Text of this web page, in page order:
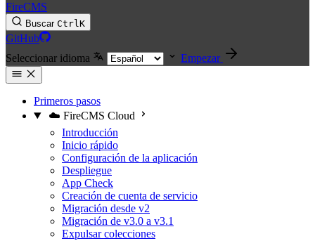
FireCMS
Buscar CtrlK
GitHub
Seleccionar idioma
Empezar
Primeros pasos
☁️ FireCMS Cloud
Introducción
Inicio rápido
Configuración de la aplicación
Despliegue
App Check
Creación de cuenta de servicio
Migración desde v2
Migración de v3.0 a v3.1
Expulsar colecciones